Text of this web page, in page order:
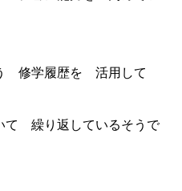
修学履歴を 活用して
繰り返しているそうで